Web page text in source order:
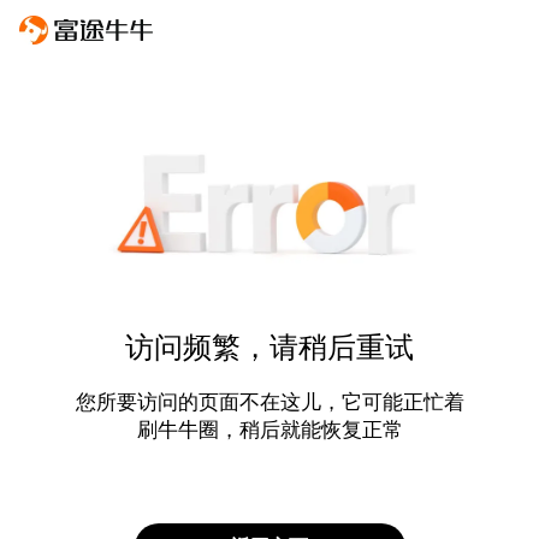
访问频繁，请稍后重试
您所要访问的页面不在这儿，它可能正忙着
刷牛牛圈，稍后就能恢复正常